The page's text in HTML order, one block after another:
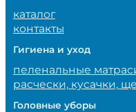
каталог
контакты
Гигиена и уход
пеленальные
расчески, кусачки,
Головные уборы